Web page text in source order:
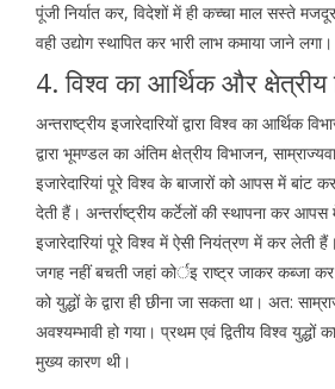
पूंजी निर्यात कर, विदेशों में ही कच्चा माल सस्ते
वही उद्योग स्थापित कर भारी लाभ कमाया जाने लगा।
4. विश्व का आर्थिक और क्षेत्रीय
अन्तराष्ट्रीय इजारेदारियों द्वारा विश्व का आर्थिक
द्वारा भूमण्डल का अंतिम क्षेत्रीय विभाजन,
इजारेदारियां पूरे विश्व के बाजारों को आपस में बांट
देती हैं। अन्तर्राष्ट्रीय कर्टेलों की स्थापना कर
इजारेदारियां पूरे विश्व में ऐसी नियंत्रण में कर लेती
जगह नहीं बचती जहां कोर्इ राष्ट्र जाकर कब्जा
को युद्धों के द्वारा ही छीना जा सकता था। अत:
अवश्यम्भावी हो गया। प्रथम एवं द्वितीय विश्व युद्धों
मुख्य कारण थी।